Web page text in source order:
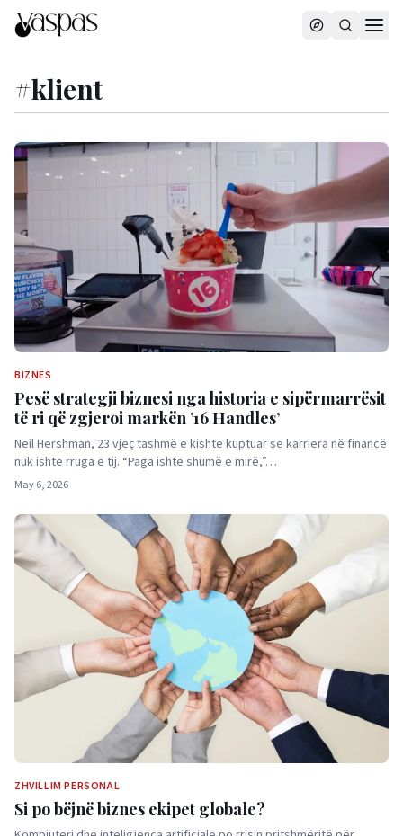
#klient
BIZNES
Pesë strategji biznesi nga historia e sipërmarrësit
të ri që zgjeroi markën ’16 Handles’
Neil Hershman, 23 vjeç tashmë e kishte kuptuar se karriera në financë
nuk ishte rruga e tij. “Paga ishte shumë e mirë,”…
May 6, 2026
ZHVILLIM PERSONAL
Si po bëjnë biznes ekipet globale?